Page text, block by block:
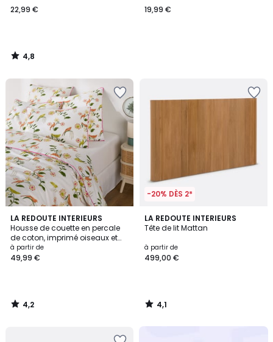
22,99 €
4,8
/
19,99 €
LA REDOUTE INTERIEURS
Housse de couette en percale
de coton, imprimé oiseaux et
fleurs, NORA
à partir de
49,99 €
4,2
/ 5
4,2
/
-20% DÈS 2*
LA REDOUTE INTERIEURS
Tête de lit Mattan
à partir de
499,00 €
4,1
/ 5
4,1
/